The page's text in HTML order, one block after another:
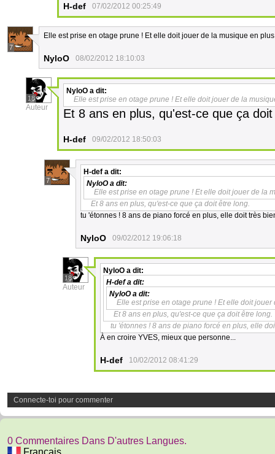
H-def 07/02/2012 00:25:49
7
Elle est prise en otage prune ! Et elle doit jouer de la musique en plus
NyloO 08/02/2012 18:10:03
18
Auteur
NyloO a dit:
Elle est prise en otage prune ! Et elle doit jouer de la
Et 8 ans en plus, qu'est-ce que ça
H-def 09/02/2012 18:50:03
7
H-def a dit:
NyloOa dit:
Elle est prise en otage prune ! Et elle doit jouer de la
Et 8 ans en plus, qu'est-ce que ça doit être long.
tu 'étonnes ! 8 ans de piano forcé en plus, elle doit très
NyloO 09/02/2012 19:06:18
18
Auteur
NyloO a dit:
H-defa dit:
NyloOa dit:
Elle est prise en otage prune ! Et elle doit jouer
Et 8 ans en plus, qu'est-ce que ça doit être long.
tu 'étonnes ! 8 ans de piano forcé en plus, elle
À en croire YVES, mieux que personne...
H-def 10/02/2012 08:41:29
Connecte-toi pour commenter
0 Commentaires Dans D'autres Langues.
Français